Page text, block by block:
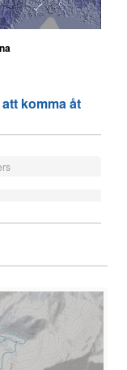
komma åt